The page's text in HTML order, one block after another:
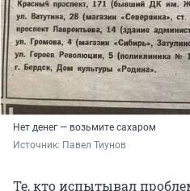
Нет денег — возьмите сахаром
Источник: Павел Тиунов
Те, кто испытывал